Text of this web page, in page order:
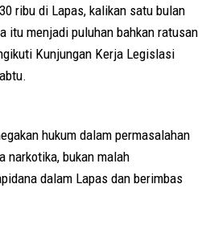
ribu di Lapas, kalikan satu bulan
itu menjadi puluhan bahkan ratusan
Kunjungan Kerja Legislasi
hukum dalam permasalahan
narkotika, bukan malah
dalam Lapas dan berimbas